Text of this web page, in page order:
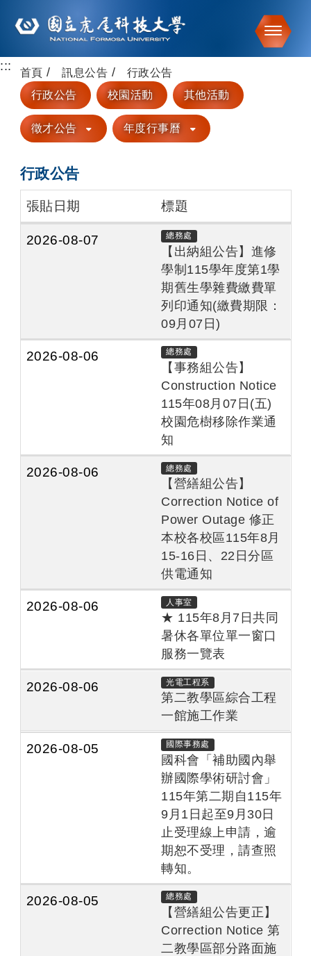
跳到主要內容
::: 首頁 訊息公告
行政公告
行政公告
校園活動 其他活動
徵才公告 年度行事曆
行政公告
張貼日期 標題
2026-08-07 總務處
【出納組公告】進修
學制115學年度第1學
期舊生學雜費繳費單
列印通知(繳費期限：
09月07日)
2026-08-06 總務處
【事務組公告】
Construction Notice
115年08月07日(五)
校園危樹移除作業通
知
2026-08-06 總務處
【營繕組公告】
Correction Notice of
Power Outage 修正
本校各校區115年8月
15-16日、22日分區
供電通知
2026-08-06 人事室
★ 115年8月7日共同
暑休各單位單一窗口
服務一覽表
2026-08-06 光電工程系
第二教學區綜合工程
一館施工作業
2026-08-05 國際事務處
國科會「補助國內舉
辦國際學術研討會」
115年第二期自115年
9月1日起至9月30日
止受理線上申請，逾
期恕不受理，請查照
轉知。
2026-08-05 總務處
【營繕組公告更正】
Correction Notice 第
二教學區部分路面施